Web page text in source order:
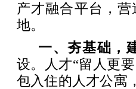
产才融合平台，
地。
一、夯基础，
设。人才“留人更
包入住的人才公寓